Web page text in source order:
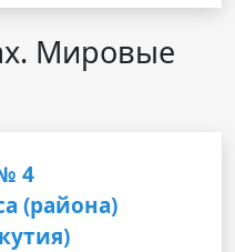
Мировые
4
(района)